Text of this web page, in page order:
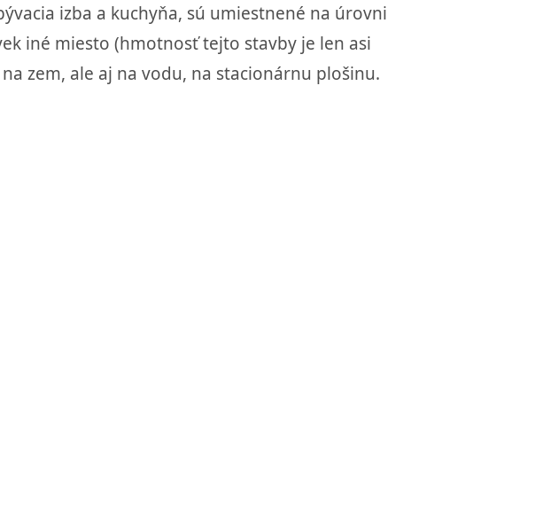
izba a kuchyňa, sú umiestnené na úrovni
iné miesto (hmotnosť tejto stavby je len asi
zem, ale aj na vodu, na stacionárnu plošinu.